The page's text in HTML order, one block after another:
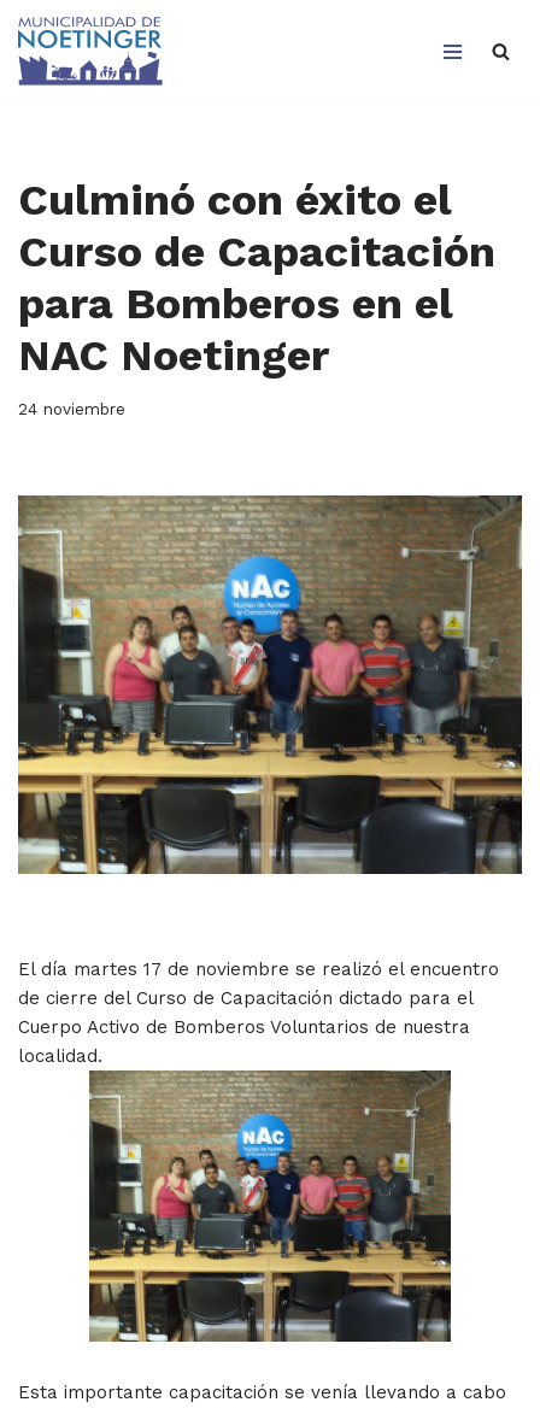
Saltar
Culminó con éxito el
Curso de Capacitación
para Bomberos en el
NAC Noetinger
24 noviembre
El día martes 17 de noviembre se realizó el encuentro
de cierre del Curso de Capacitación dictado para el
Cuerpo Activo de Bomberos Voluntarios de nuestra
localidad.
Esta importante capacitación se venía llevando a cabo